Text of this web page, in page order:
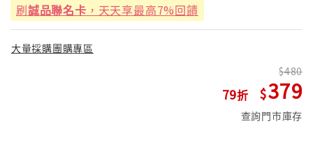
刷誠品聯名卡 ，天天享最高7%回饋
大量採購團購專區
79
480
379
查詢門市庫存